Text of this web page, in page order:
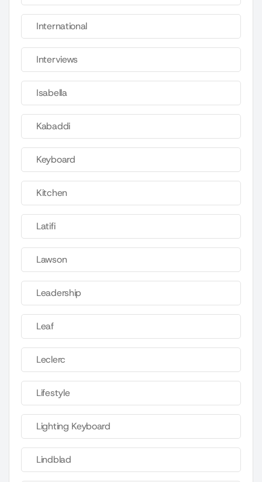
International
Interviews
Isabella
Kabaddi
Keyboard
Kitchen
Latifi
Lawson
Leadership
Leaf
Leclerc
Lifestyle
Lighting Keyboard
Lindblad